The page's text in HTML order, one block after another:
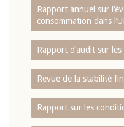
Rapport annuel sur
consommation dans
Rapport d‘audit sur
Revue de la stabilité
Rapport sur les